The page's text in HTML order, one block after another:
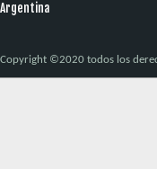
Argentina
Copyright ©2020 todos los